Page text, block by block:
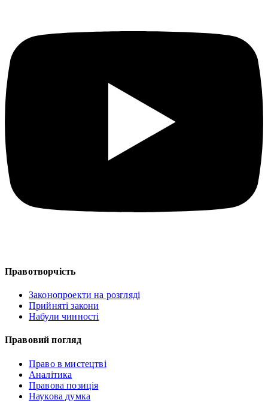
Правотворчість
Законопроекти на розгляді
Прийняті закони
Набули чинності
Правовий погляд
Право в мистецтві
Аналітика
Правова позиція
Наукова думка